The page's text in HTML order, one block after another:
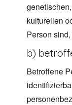
kulturellen
Person
b)
Betroffene